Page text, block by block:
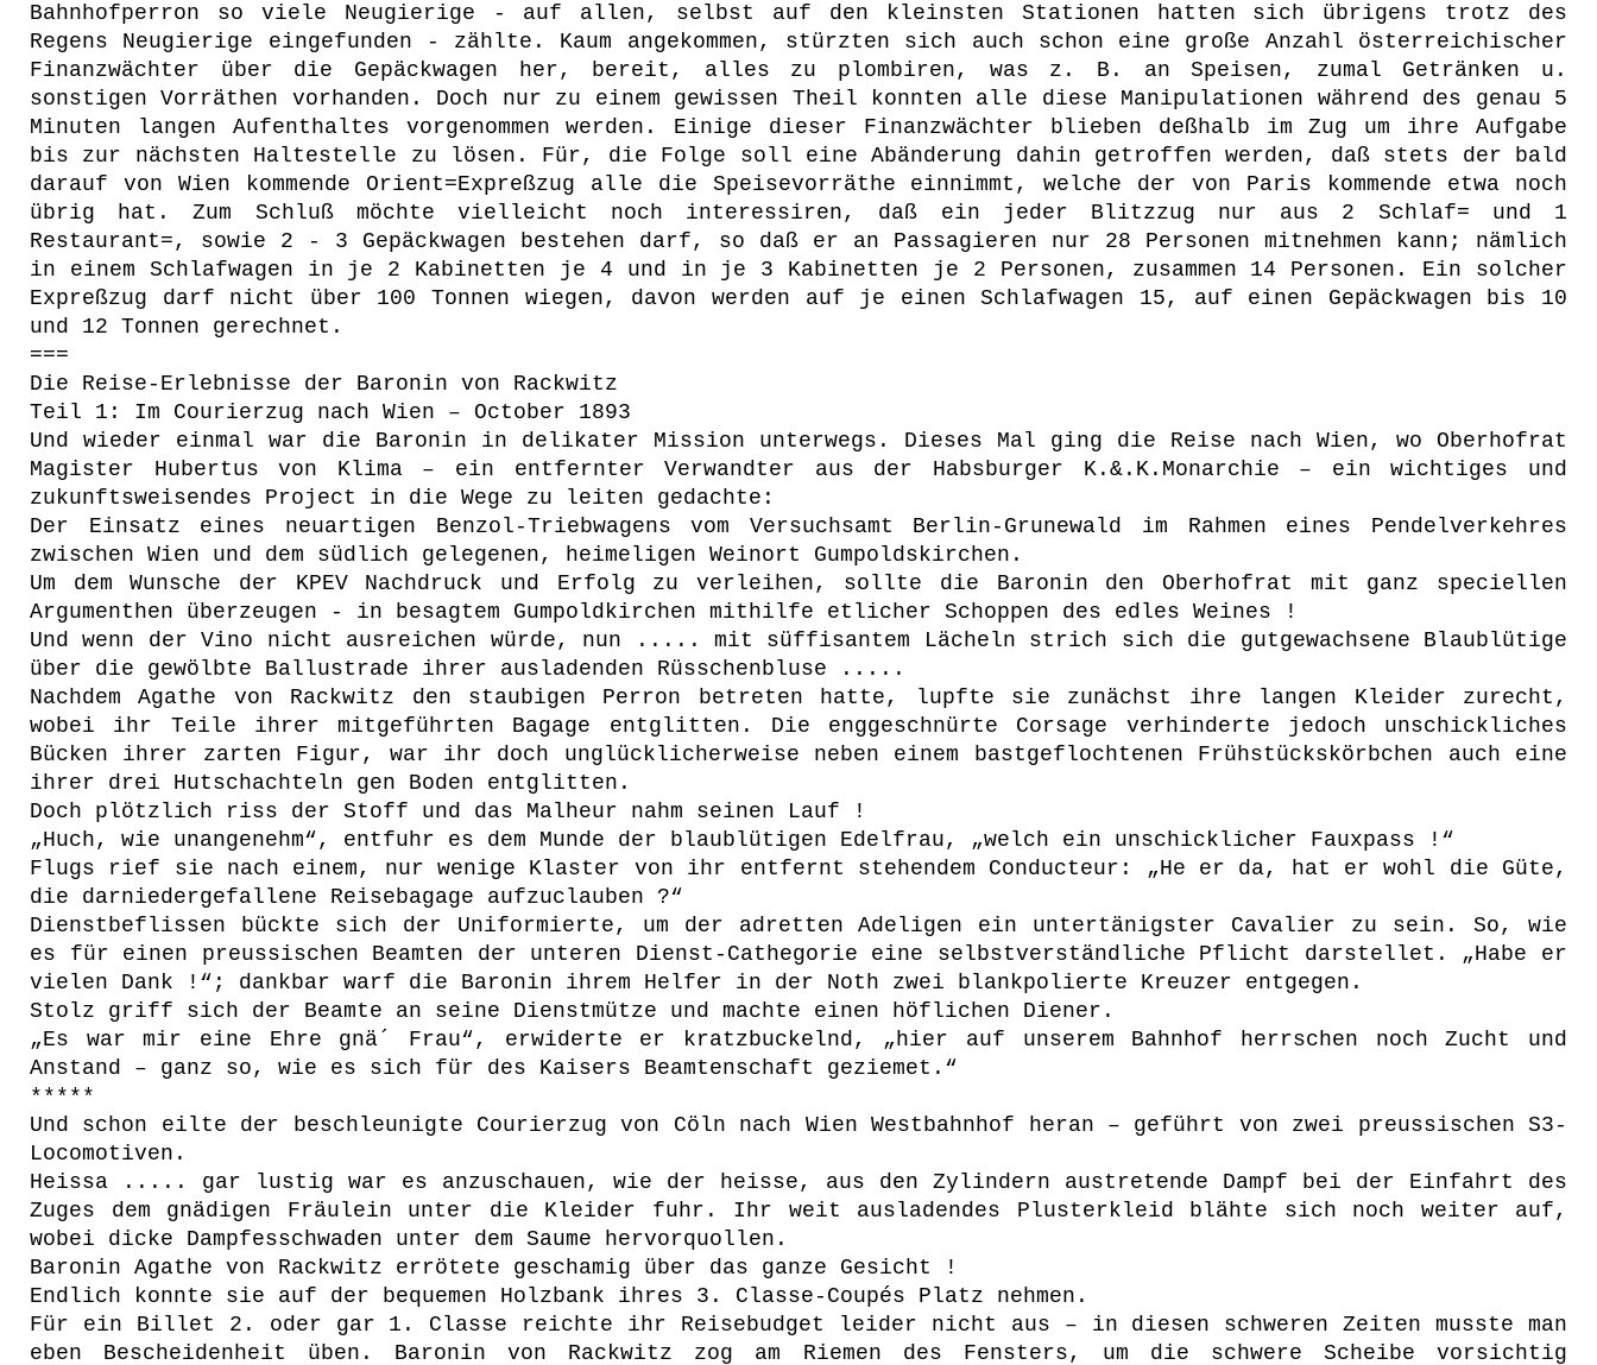
Bahnhofperron so viele Neugierige - auf allen, selbst auf den kleinsten Stationen hatten sich übrigens trotz des
Regens Neugierige eingefunden - zählte. Kaum angekommen, stürzten sich auch schon eine große Anzahl österreichischer
Finanzwächter über die Gepäckwagen her, bereit, alles zu plombiren, was z. B. an Speisen, zumal Getränken u.
sonstigen Vorräthen vorhanden. Doch nur zu einem gewissen Theil konnten alle diese Manipulationen während des genau 5
Minuten langen Aufenthaltes vorgenommen werden. Einige dieser Finanzwächter blieben deßhalb im Zug um ihre Aufgabe
bis zur nächsten Haltestelle zu lösen. Für, die Folge soll eine Abänderung dahin getroffen werden, daß stets der bald
darauf von Wien kommende Orient=Expreßzug alle die Speisevorräthe einnimmt, welche der von Paris kommende etwa noch
übrig hat. Zum Schluß möchte vielleicht noch interessiren, daß ein jeder Blitzzug nur aus 2 Schlaf= und 1
Restaurant=, sowie 2 - 3 Gepäckwagen bestehen darf, so daß er an Passagieren nur 28 Personen mitnehmen kann; nämlich
in einem Schlafwagen in je 2 Kabinetten je 4 und in je 3 Kabinetten je 2 Personen, zusammen 14 Personen. Ein solcher
Expreßzug darf nicht über 100 Tonnen wiegen, davon werden auf je einen Schlafwagen 15, auf einen Gepäckwagen bis 10
und 12 Tonnen gerechnet.
===
Die Reise-Erlebnisse der Baronin von Rackwitz
Teil 1: Im Courierzug nach Wien – October 1893
Und wieder einmal war die Baronin in delikater Mission unterwegs. Dieses Mal ging die Reise nach Wien, wo Oberhofrat
Magister Hubertus von Klima – ein entfernter Verwandter aus der Habsburger K.&.K.Monarchie – ein wichtiges und
zukunftsweisendes Project in die Wege zu leiten gedachte:
Der Einsatz eines neuartigen Benzol-Triebwagens vom Versuchsamt Berlin-Grunewald im Rahmen eines Pendelverkehres
zwischen Wien und dem südlich gelegenen, heimeligen Weinort Gumpoldskirchen.
Um dem Wunsche der KPEV Nachdruck und Erfolg zu verleihen, sollte die Baronin den Oberhofrat mit ganz speciellen
Argumenthen überzeugen - in besagtem Gumpoldkirchen mithilfe etlicher Schoppen des edles Weines !
Und wenn der Vino nicht ausreichen würde, nun ..... mit süffisantem Lächeln strich sich die gutgewachsene Blaublütige
über die gewölbte Ballustrade ihrer ausladenden Rüsschenbluse .....
Nachdem Agathe von Rackwitz den staubigen Perron betreten hatte, lupfte sie zunächst ihre langen Kleider zurecht,
wobei ihr Teile ihrer mitgeführten Bagage entglitten. Die enggeschnürte Corsage verhinderte jedoch unschickliches
Bücken ihrer zarten Figur, war ihr doch unglücklicherweise neben einem bastgeflochtenen Frühstückskörbchen auch eine
ihrer drei Hutschachteln gen Boden entglitten.
Doch plötzlich riss der Stoff und das Malheur nahm seinen Lauf !
„Huch, wie unangenehm“, entfuhr es dem Munde der blaublütigen Edelfrau, „welch ein unschicklicher Fauxpass !“
Flugs rief sie nach einem, nur wenige Klaster von ihr entfernt stehendem Conducteur: „He er da, hat er wohl die Güte,
die darniedergefallene Reisebagage aufzuclauben ?“
Dienstbeflissen bückte sich der Uniformierte, um der adretten Adeligen ein untertänigster Cavalier zu sein. So, wie
es für einen preussischen Beamten der unteren Dienst-Cathegorie eine selbstverständliche Pflicht darstellet. „Habe er
vielen Dank !“; dankbar warf die Baronin ihrem Helfer in der Noth zwei blankpolierte Kreuzer entgegen.
Stolz griff sich der Beamte an seine Dienstmütze und machte einen höflichen Diener.
„Es war mir eine Ehre gnä´ Frau“, erwiderte er kratzbuckelnd, „hier auf unserem Bahnhof herrschen noch Zucht und
Anstand – ganz so, wie es sich für des Kaisers Beamtenschaft geziemet.“
*****
Und schon eilte der beschleunigte Courierzug von Cöln nach Wien Westbahnhof heran – geführt von zwei preussischen S3-
Locomotiven.
Heissa ..... gar lustig war es anzuschauen, wie der heisse, aus den Zylindern austretende Dampf bei der Einfahrt des
Zuges dem gnädigen Fräulein unter die Kleider fuhr. Ihr weit ausladendes Plusterkleid blähte sich noch weiter auf,
wobei dicke Dampfesschwaden unter dem Saume hervorquollen.
Baronin Agathe von Rackwitz errötete geschamig über das ganze Gesicht !
Endlich konnte sie auf der bequemen Holzbank ihres 3. Classe-Coupés Platz nehmen.
Für ein Billet 2. oder gar 1. Classe reichte ihr Reisebudget leider nicht aus – in diesen schweren Zeiten musste man
eben Bescheidenheit üben. Baronin von Rackwitz zog am Riemen des Fensters, um die schwere Scheibe vorsichtig